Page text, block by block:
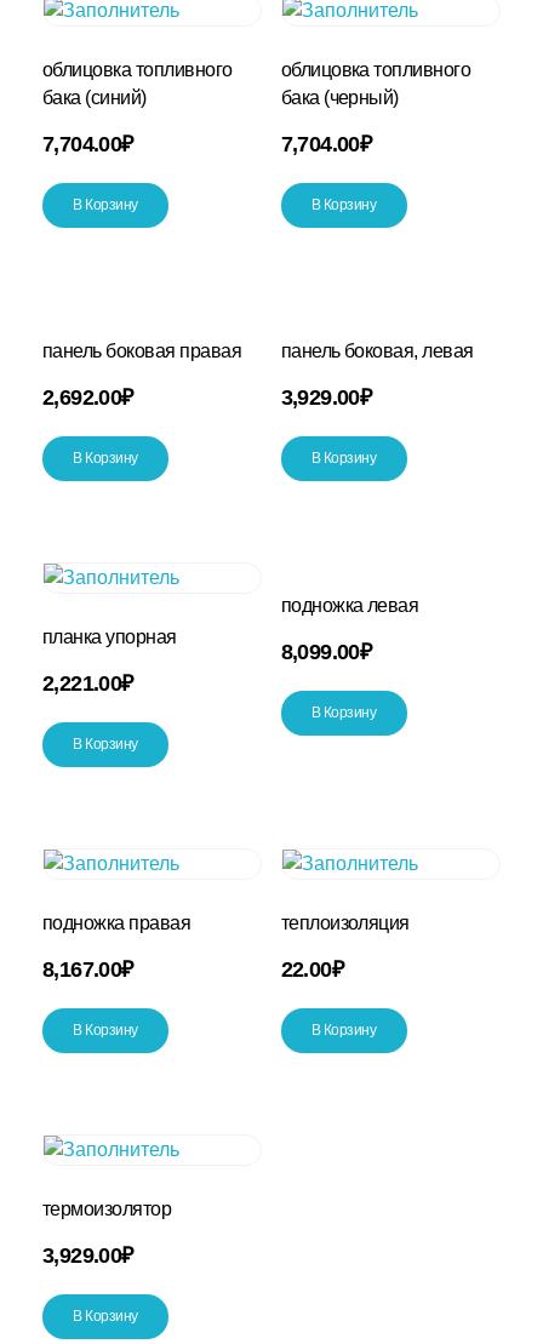
облицовка топливного
бака (синий)
7,704.00₽
В Корзину
облицовка топливного
бака (черный)
7,704.00₽
В Корзину
панель боковая правая
2,692.00₽
В Корзину
панель боковая, левая
3,929.00₽
В Корзину
планка упорная
2,221.00₽
В Корзину
подножка левая
8,099.00₽
В Корзину
подножка правая
8,167.00₽
В Корзину
теплоизоляция
22.00₽
В Корзину
термоизолятор
3,929.00₽
В Корзину